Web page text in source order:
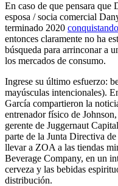
En caso de que pensara
esposa / socia comercial
terminado 2020
entonces claramente no ha
búsqueda para arrinconar a
los mercados de consumo.
Ingrese su último esfuerzo:
mayúsculas intencionales).
García compartieron la
entrenador físico de Johnson,
gerente de Juggernaut
parte de la Junta Directiva
llevar a ZOA a las tiendas
Beverage Company, en un
cerveza y las bebidas
distribución.